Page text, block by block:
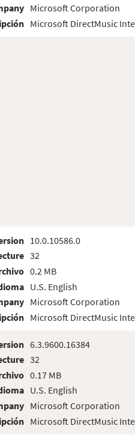
Microsoft Corporation
Microsoft DirectMusic
10.0.10586.0
32
0.2 MB
U.S. English
Microsoft Corporation
Microsoft DirectMusic
6.3.9600.16384
32
0.17 MB
U.S. English
Microsoft Corporation
Microsoft DirectMusic